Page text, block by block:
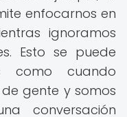
enfocarnos en
ignoramos
Esto se puede
como cuando
gente y somos
conversación